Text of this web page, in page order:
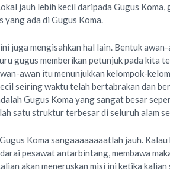
jauh lebih kecil daripada Gugus
yang ada di Gugus Koma.
juga mengisahkan hal lain. Bentuk
gugus memberikan petunjuk pada kita
awan itu menunjukkan kelompok-
seiring waktu telah bertabrakan dan
Gugus Koma yang sangat besar
satu struktur terbesar di seluruh alam
Gugus Koma sangaaaaaaaatlah jauh.
pesawat antarbintang, membawa
akan meneruskan misi ini ketika